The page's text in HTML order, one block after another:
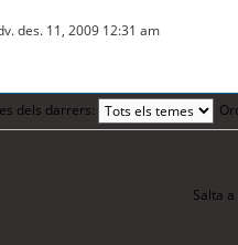
des. 11, 2009 12:31 am
dels darrers:
Salta a